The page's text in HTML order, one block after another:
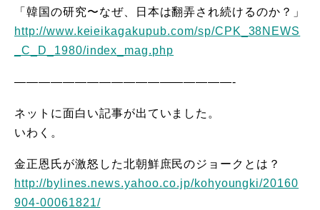
「韓国の研究〜なぜ、日本は翻弄され続けるのか？」
http://www.keieikagakupub.com/sp/CPK_38NEWS
_C_D_1980/index_mag.php
——————————————————-
ネットに面白い記事が出ていました。
いわく。
金正恩氏が激怒した北朝鮮庶民のジョークとは？
http://bylines.news.yahoo.co.jp/kohyoungki/20160
904-00061821/